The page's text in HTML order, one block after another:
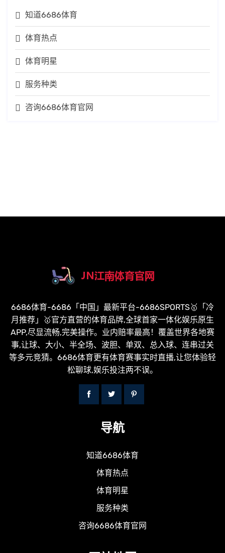
知道6686体育
体育热点
体育明星
服务种类
咨询6686体育官网
6686体育-6686「中国」最新平台-6686SPORTS🥇「冷
月推荐」🥇官方直营的体育品牌,全球首家一体化娱乐原生
APP,尽显流畅,完美操作。业内赔率最高！覆盖世界各地赛
事,让球、大小、半全场、波胆、单双、总入球、连串过关
等多元竞猜。6686体育更有体育赛事实时直播,让您体验轻
松聊球,娱乐投注两不误。
导航
知道6686体育
体育热点
体育明星
服务种类
咨询6686体育官网